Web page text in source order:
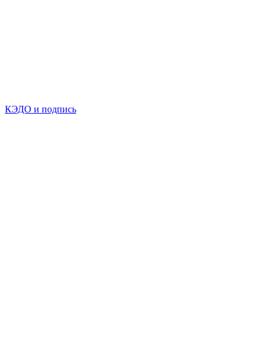
КЭДО и подпись